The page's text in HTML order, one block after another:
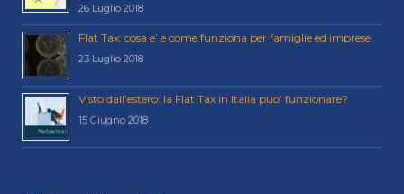
26 Luglio 2018
Flat Tax: cosa e’ e come funziona per famiglie ed imprese
23 Luglio 2018
Visto dall’estero: la Flat Tax in Italia puo’ funzionare?
15 Giugno 2018